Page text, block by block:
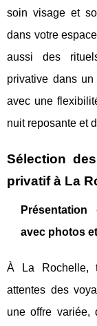
soin visage et
dans votre
aussi des
privative dans
avec une
nuit reposante et
Sélection
privatif à La
avec photos
À La Rochelle,
attentes des
une offre variée,